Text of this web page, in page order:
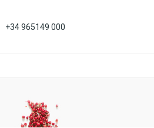
+34 965149 000